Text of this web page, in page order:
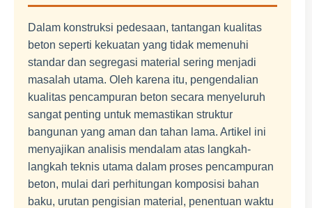
Dalam konstruksi pedesaan, tantangan kualitas
beton seperti kekuatan yang tidak memenuhi
standar dan segregasi material sering menjadi
masalah utama. Oleh karena itu, pengendalian
kualitas pencampuran beton secara menyeluruh
sangat penting untuk memastikan struktur
bangunan yang aman dan tahan lama. Artikel ini
menyajikan analisis mendalam atas langkah-
langkah teknis utama dalam proses pencampuran
beton, mulai dari perhitungan komposisi bahan
baku, urutan pengisian material, penentuan waktu